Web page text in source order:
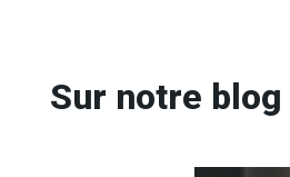
Sur notre blog